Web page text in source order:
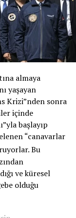
düşüncesiyle
kölesi
Bu çağ geri
mücadelesi
almaya
yaşayan
Krizi”nden sonra
içinde
başlayıp
“canavarlar
Bu
ve küresel
olduğu